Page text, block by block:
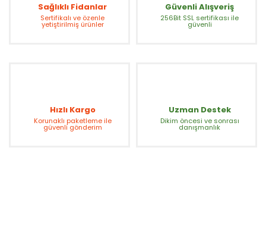
Sağlıklı Fidanlar
Sertifikalı ve özenle
yetiştirilmiş ürünler
Güvenli Alışveriş
256Bit SSL sertifikası ile
güvenli
Hızlı Kargo
Korunaklı paketleme ile
güvenli gönderim
Uzman Destek
Dikim öncesi ve sonrası
danışmanlık